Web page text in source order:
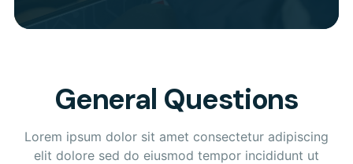
General Questions
Lorem ipsum dolor sit amet consectetur adipiscing
elit dolore sed do eiusmod tempor incididunt ut